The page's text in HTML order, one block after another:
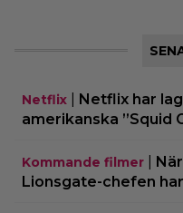
Netflix
Netflix har
amerikanska ”Squid
Kommande filmer
Lionsgate-chefen